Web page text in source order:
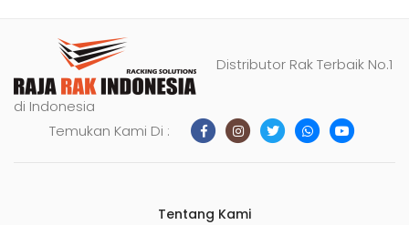
Distributor Rak Terbaik No.1
di Indonesia
Temukan Kami Di :
Tentang Kami